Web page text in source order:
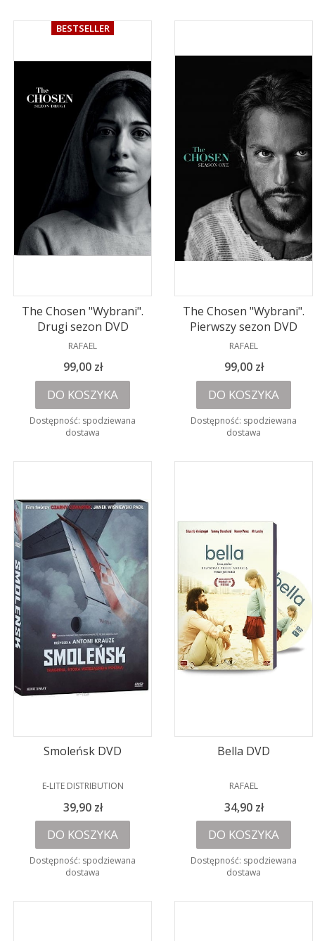
BESTSELLER
The Chosen "Wybrani".
Drugi sezon DVD
PRODUCENT
RAFAEL
Cena
99,00 zł
DO KOSZYKA
Dostępność: spodziewana
dostawa
The Chosen "Wybrani".
Pierwszy sezon DVD
PRODUCENT
RAFAEL
Cena
99,00 zł
DO KOSZYKA
Dostępność: spodziewana
dostawa
Smoleńsk DVD
PRODUCENT
E-LITE DISTRIBUTION
Cena
39,90 zł
DO KOSZYKA
Dostępność: spodziewana
dostawa
Bella DVD
PRODUCENT
RAFAEL
Cena
34,90 zł
DO KOSZYKA
Dostępność: spodziewana
dostawa